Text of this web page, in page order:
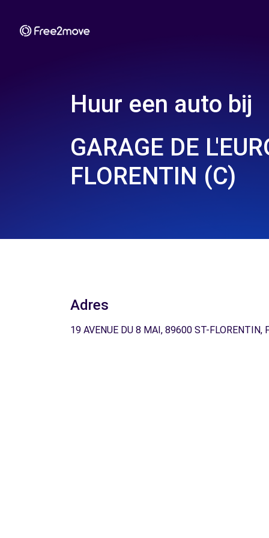
Huur een auto bij
GARAGE DE
FLORENTIN (C)
Adres
19 AVENUE DU 8 MAI, 89600 ST-FLORENTIN,